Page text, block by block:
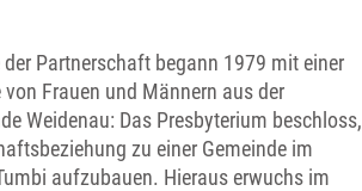
der Partnerschaft begann 1979 mit einer
von Frauen und Männern aus der
Weidenau: Das Presbyterium beschloss,
zu einer Gemeinde im
aufzubauen. Hieraus erwuchs im